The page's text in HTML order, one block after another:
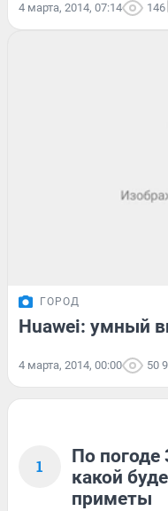
4 марта, 2014, 07:14 146
ГОРОД
Huawei: умный
4 марта, 2014, 00:00 50
1
По
какой
приметы